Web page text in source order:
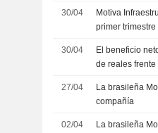
30/04
Motiva
primer
30/04
El beneficio
de reales
27/04
La brasileña
compañía
02/04
La brasileña